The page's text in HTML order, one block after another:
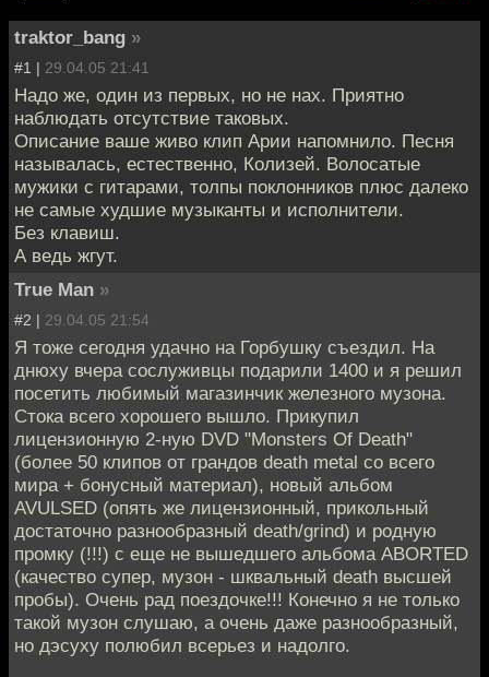
traktor_bang »
#1 | 29.04.05 21:41
Надо же, один из первых, но не нах. Приятно
наблюдать отсутствие таковых.
Описание ваше живо клип Арии напомнило. Песня
называлась, естественно, Колизей. Волосатые
мужики с гитарами, толпы поклонников плюс далеко
не самые худшие музыканты и исполнители.
Без клавиш.
А ведь жгут.
True Man »
#2 | 29.04.05 21:54
Я тоже сегодня удачно на Горбушку съездил. На
днюху вчера сослуживцы подарили 1400 и я решил
посетить любимый магазинчик железного музона.
Стока всего хорошего вышло. Прикупил
лицензионную 2-ную DVD "Monsters Of Death"
(более 50 клипов от грандов death metal со всего
мира + бонусный материал), новый альбом
AVULSED (опять же лицензионный, прикольный
достаточно разнообразный death/grind) и родную
промку (!!!) с еще не вышедшего альбома ABORTED
(качество супер, музон - шквальный death высшей
пробы). Очень рад поездочке!!! Конечно я не только
такой музон слушаю, а очень даже разнообразный,
но дэсуху полюбил всерьез и надолго.